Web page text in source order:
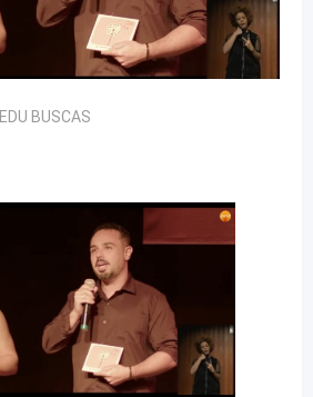
EDU BUSCAS